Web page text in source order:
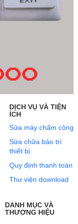
DỊCH VỤ VÀ TIỆN
ÍCH
Sửa máy chấm công
Sửa chữa bảo trì
thiết bị
Quy định thanh toán
Thư viện download
DANH MỤC VÀ
THƯƠNG HIỆU